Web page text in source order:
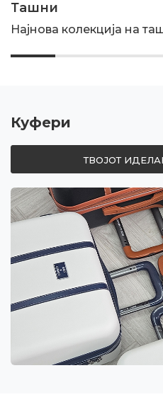
Куфери Enzo&Lorenzo
Твојот идеален сопатник
Куфери
ТВОЈОТ